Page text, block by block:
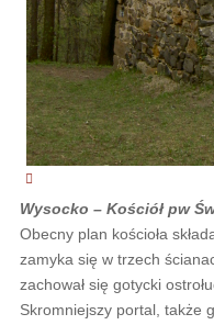
Wysocko – Kościół pw
Obecny plan kościoła
zamyka się w trzech
zachował się gotycki
Skromniejszy portal, także